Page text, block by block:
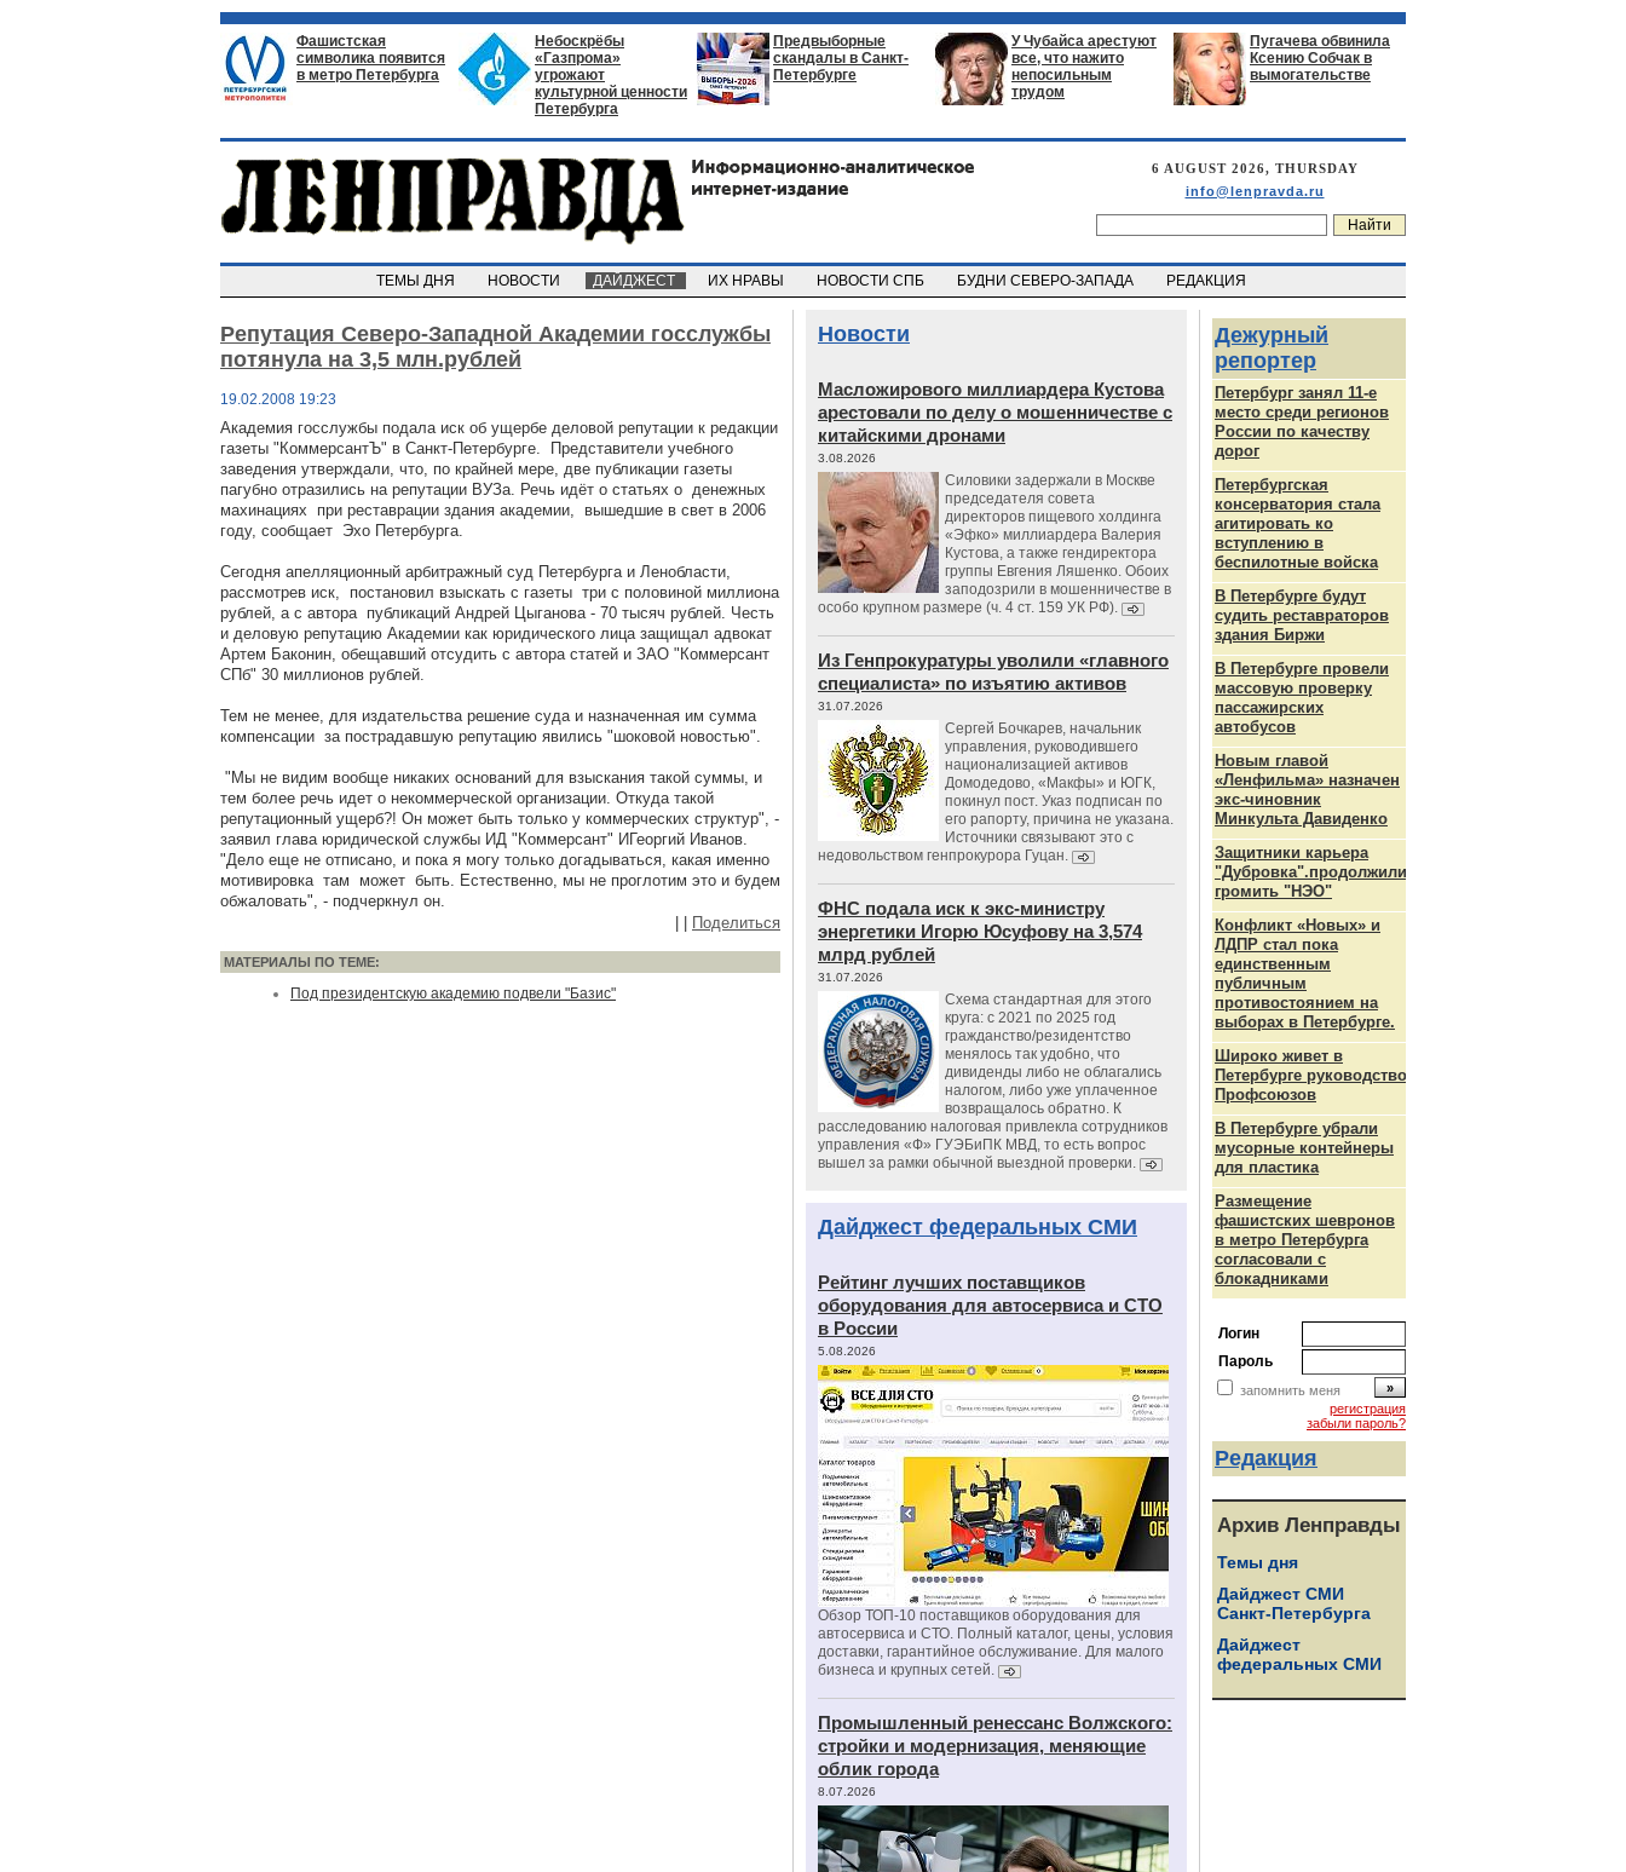
Фашистская
символика появится
в метро Петербурга
Небоскрёбы
«Газпрома»
угрожают
культурной ценности
Петербурга
Предвыборные
скандалы в Санкт-
Петербурге
У Чубайса арестуют
все, что нажито
непосильным
трудом
Пугачева обвинила
Ксению Собчак в
вымогательстве
6 AUGUST 2026, THURSDAY
info@lenpravda.ru
ТЕМЫ ДНЯ НОВОСТИ ДАЙДЖЕСТ ИХ НРАВЫ НОВОСТИ СПБ БУДНИ СЕВЕРО-ЗАПАДА РЕДАКЦИЯ
Репутация Северо-Западной Академии госслужбы
потянула на 3,5 млн.рублей
19.02.2008 19:23
Академия госслужбы подала иск об ущербе деловой репутации к редакции
газеты "КоммерсантЪ" в Санкт-Петербурге. Представители учебного
заведения утверждали, что, по крайней мере, две публикации газеты
пагубно отразились на репутации ВУЗа. Речь идёт о статьях о денежных
махинациях при реставрации здания академии, вышедшие в свет в 2006
году, сообщает Эхо Петербурга.
Сегодня апелляционный арбитражный суд Петербурга и Ленобласти,
рассмотрев иск, постановил взыскать с газеты три с половиной миллиона
рублей, а с автора публикаций Андрей Цыганова - 70 тысяч рублей. Честь
и деловую репутацию Академии как юридического лица защищал адвокат
Артем Баконин, обещавший отсудить с автора статей и ЗАО "Коммерсант
СПб" 30 миллионов рублей.
Тем не менее, для издательства решение суда и назначенная им сумма
компенсации за пострадавшую репутацию явились "шоковой новостью".
"Мы не видим вообще никаких оснований для взыскания такой суммы, и
тем более речь идет о некоммерческой организации. Откуда такой
репутационный ущерб?! Он может быть только у коммерческих структур", -
заявил глава юридической службы ИД "Коммерсант" ИГеоргий Иванов.
"Дело еще не отписано, и пока я могу только догадываться, какая именно
мотивировка там может быть. Естественно, мы не проглотим это и будем
обжаловать", - подчеркнул он.
Поделиться
МАТЕРИАЛЫ ПО ТЕМЕ:
Под президентскую академию подвели "Базис"
Новости
Масложирового миллиардера Кустова
арестовали по делу о мошенничестве с
китайскими дронами
3.08.2026
Силовики задержали в Москве
председателя совета
директоров пищевого холдинга
«Эфко» миллиардера Валерия
Кустова, а также гендиректора
группы Евгения Ляшенко. Обоих
заподозрили в мошенничестве в
особо крупном размере (ч. 4 ст. 159 УК РФ).
Из Генпрокуратуры уволили «главного
специалиста» по изъятию активов
31.07.2026
Сергей Бочкарев, начальник
управления, руководившего
национализацией активов
Домодедово, «Макфы» и ЮГК,
покинул пост. Указ подписан по
его рапорту, причина не указана.
Источники связывают это с
недовольством генпрокурора Гуцан.
ФНС подала иск к экс-министру
энергетики Игорю Юсуфову на 3,574
млрд рублей
31.07.2026
Схема стандартная для этого
круга: с 2021 по 2025 год
гражданство/резидентство
менялось так удобно, что
дивиденды либо не облагались
налогом, либо уже уплаченное
возвращалось обратно. К
расследованию налоговая привлекла сотрудников
управления «Ф» ГУЭБиПК МВД, то есть вопрос
вышел за рамки обычной выездной проверки.
Дайджест федеральных СМИ
Рейтинг лучших поставщиков
оборудования для автосервиса и СТО
в России
5.08.2026
Обзор ТОП-10 поставщиков оборудования для
автосервиса и СТО. Полный каталог, цены, условия
доставки, гарантийное обслуживание. Для малого
бизнеса и крупных сетей.
Промышленный ренессанс Волжского:
стройки и модернизация, меняющие
облик города
8.07.2026
Дежурный
репортер
Петербург занял 11-е
место среди регионов
России по качеству
дорог
Петербургская
консерватория стала
агитировать ко
вступлению в
беспилотные войска
В Петербурге будут
судить реставраторов
здания Биржи
В Петербурге провели
массовую проверку
пассажирских
автобусов
Новым главой
«Ленфильма» назначен
экс-чиновник
Минкульта Давиденко
Защитники карьера
"Дубровка".продолжили
громить "НЭО"
Конфликт «Новых» и
ЛДПР стал пока
единственным
публичным
противостоянием на
выборах в Петербурге.
Широко живет в
Петербурге руководство
Профсоюзов
В Петербурге убрали
мусорные контейнеры
для пластика
Размещение
фашистских шевронов
в метро Петербурга
согласовали с
блокадниками
Логин
Пароль
запомнить меня
регистрация
забыли пароль?
Редакция
Архив Ленправды
Темы дня
Дайджест СМИ
Санкт-Петербурга
Дайджест
федеральных СМИ